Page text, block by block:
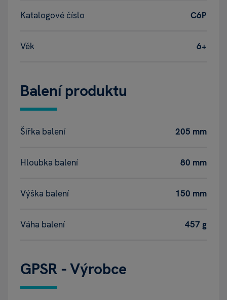
Katalogové číslo C6P
Věk 6+
Balení produktu
Šířka balení 205 mm
Hloubka balení 80 mm
Výška balení 150 mm
Váha balení 457 g
GPSR - Výrobce